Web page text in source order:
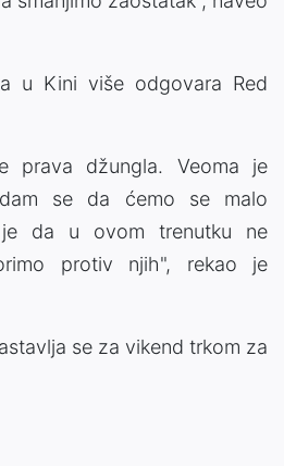
u Kini više odgovara Red
prava džungla. Veoma je
se da ćemo se malo
da u ovom trenutku ne
protiv njih", rekao je
se za vikend trkom za